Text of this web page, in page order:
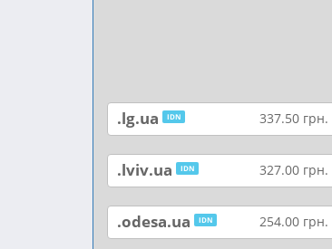
.lg.ua IDN 337.50 грн.
.lviv.ua IDN 327.00 грн.
.odesa.ua IDN 254.00 грн.